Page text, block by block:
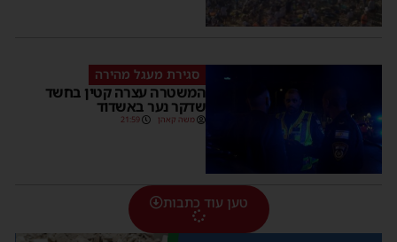
סגירת מעגל מהירה
המשטרה עצרה קטין בחשד
שדקר נער באשדוד
משה קאהן 21:59
טען עוד כתבות